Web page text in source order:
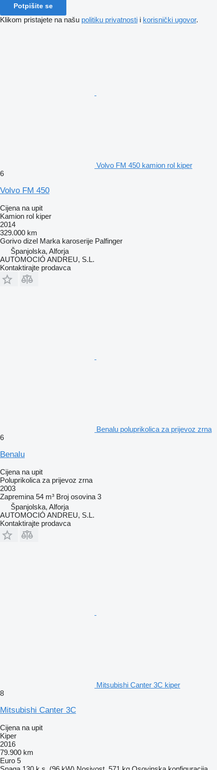
Potpišite se
Klikom pristajete na našu politiku privatnosti i korisnički ugovor.
Volvo FM 450 kamion rol kiper
6
Volvo FM 450
Cijena na upit
Kamion rol kiper
2014
329.000 km
Gorivo dizel Marka karoserije Palfinger
Španjolska, Alforja
AUTOMOCIÓ ANDREU, S.L.
Kontaktirajte prodavca
Benalu poluprikolica za prijevoz zrna
6
Benalu
Cijena na upit
Poluprikolica za prijevoz zrna
2003
Zapremina 54 m³ Broj osovina 3
Španjolska, Alforja
AUTOMOCIÓ ANDREU, S.L.
Kontaktirajte prodavca
Mitsubishi Canter 3C kiper
8
Mitsubishi Canter 3C
Cijena na upit
Kiper
2016
79.900 km
Euro 5